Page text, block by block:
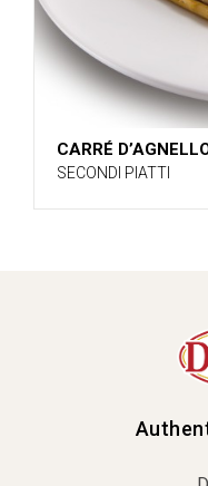
CARRÉ
SECONDI PIATTI